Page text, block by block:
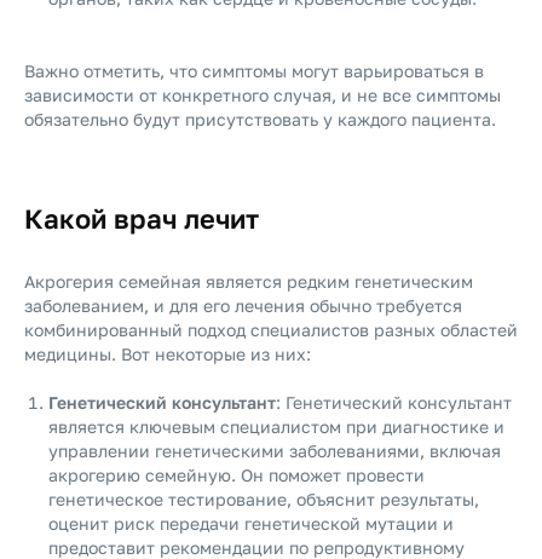
Важно отметить, что симптомы могут варьироваться в
зависимости от конкретного случая, и не все симптомы
обязательно будут присутствовать у каждого пациента.
Какой врач лечит
Акрогерия семейная является редким генетическим
заболеванием, и для его лечения обычно требуется
комбинированный подход специалистов разных областей
медицины. Вот некоторые из них:
Генетический консультант: Генетический консультант
является ключевым специалистом при диагностике и
управлении генетическими заболеваниями, включая
акрогерию семейную. Он поможет провести
генетическое тестирование, объяснит результаты,
оценит риск передачи генетической мутации и
предоставит рекомендации по репродуктивному